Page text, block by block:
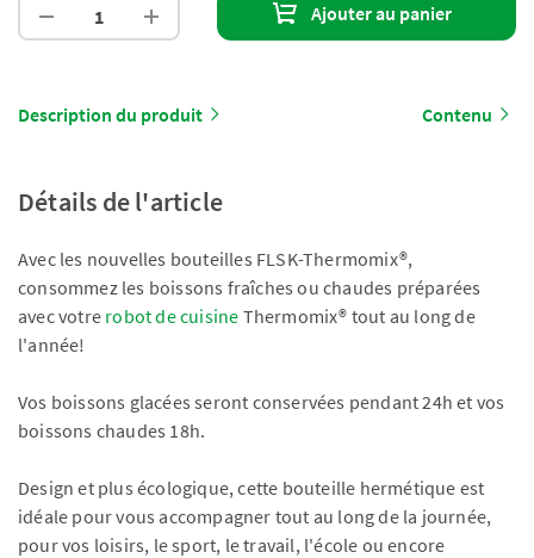
Ajouter au panier
Description du produit Contenu
Détails de l'article
Avec les nouvelles bouteilles FLSK-Thermomix®,
consommez les boissons fraîches ou chaudes préparées
avec votre robot de cuisine Thermomix® tout au long de
l'année!
Vos boissons glacées seront conservées pendant 24h et vos
boissons chaudes 18h.
Design et plus écologique, cette bouteille hermétique est
idéale pour vous accompagner tout au long de la journée,
pour vos loisirs, le sport, le travail, l'école ou encore